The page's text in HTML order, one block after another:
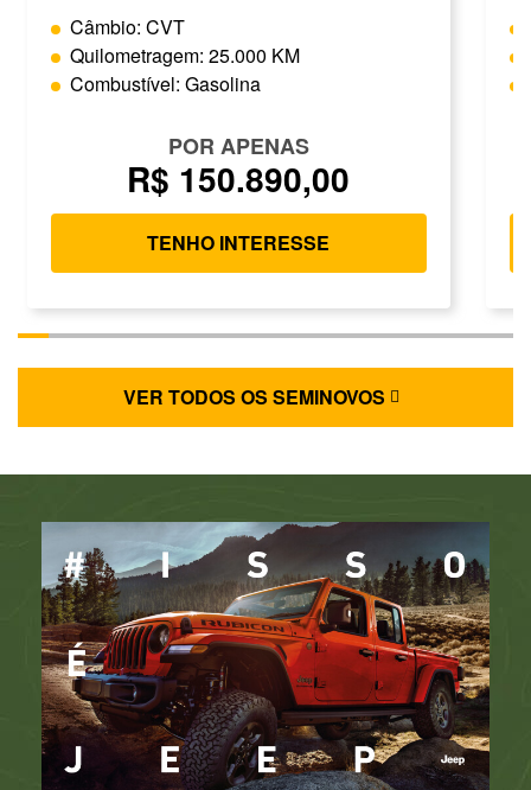
Câmbio: CVT
Quilometragem: 25.000 KM
Combustível: Gasolina
POR APENAS
R$ 150.890,00
TENHO INTERESSE
VER TODOS OS SEMINOVOS